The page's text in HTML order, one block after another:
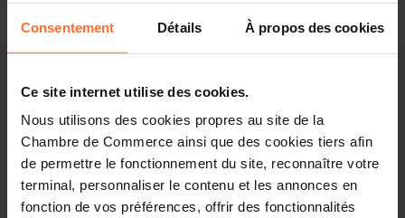
Consentement Détails À propos des cookies
Ce site internet utilise des cookies.
Nous utilisons des cookies propres au site de la
Chambre de Commerce ainsi que des cookies tiers afin
de permettre le fonctionnement du site, reconnaître votre
terminal, personnaliser le contenu et les annonces en
fonction de vos préférences, offrir des fonctionnalités
Japan, importing into Japan, or distributing within
Japan, Belgian-Luxembourg products or services.
The winning company will receive an award, will be
allowed to mention“Winner of the Nippon Export Award